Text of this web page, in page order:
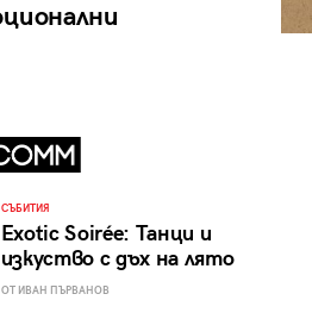
СЪБИТИЯ
Exotic Soirée: Танци и
изкуство с дъх на лято
ОТ ИВАН ПЪРВАНОВ